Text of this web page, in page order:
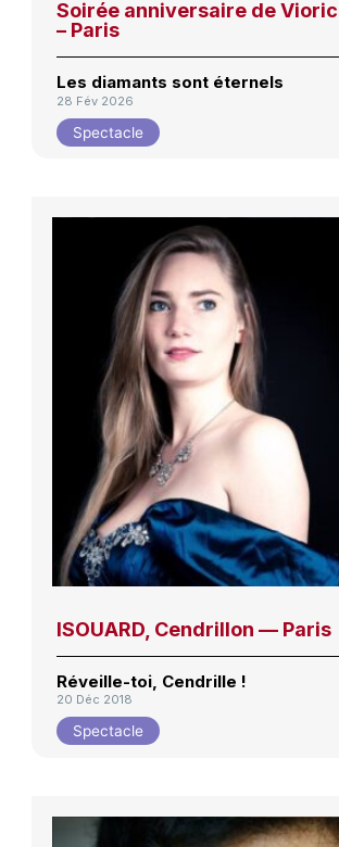
Soirée anniversaire de
– Paris
Les diamants sont éternels
28 Fév 2026
Spectacle
ISOUARD, Cendrillon — Paris
Réveille-toi, Cendrille !
20 Déc 2018
Spectacle